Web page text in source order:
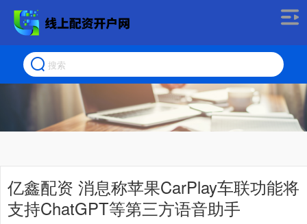
亿鑫配资 消息称苹果CarPlay车联功能将
支持ChatGPT等第三方语音助手